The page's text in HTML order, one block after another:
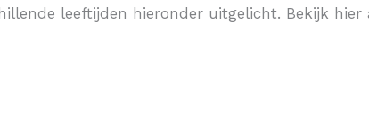
leeftijden hieronder uitgelicht. Bekijk hier